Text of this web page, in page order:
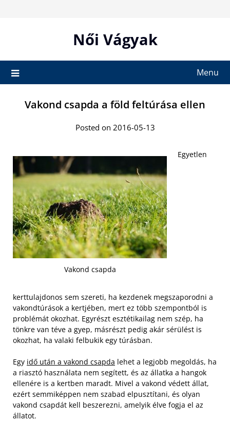
Női Vágyak
Menu
Vakond csapda a föld feltúrása ellen
Posted on 2016-05-13
Vakond csapda
Egyetlen
kerttulajdonos sem szereti, ha kezdenek megszaporodni a
vakondtúrások a kertjében, mert ez több szempontból is
problémát okozhat. Egyrészt esztétikailag nem szép, ha
tönkre van téve a gyep, másrészt pedig akár sérülést is
okozhat, ha valaki felbukik egy túrásban.
Egy idő után a vakond csapda lehet a legjobb megoldás, ha
a riasztó használata nem segített, és az állatka a hangok
ellenére is a kertben maradt. Mivel a vakond védett állat,
ezért semmiképpen nem szabad elpusztítani, és olyan
vakond csapdát kell beszerezni, amelyik élve fogja el az
állatot.